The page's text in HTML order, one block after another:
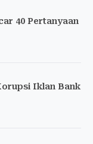
40 Pertanyaan
Iklan Bank